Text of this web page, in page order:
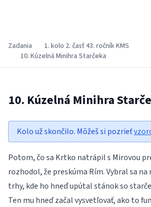
Zadania
1. kolo 2. časť 43. ročník KMS
10. Kúzelná Minihra Starčeka
10. Kúzelná Minihra
Kolo už skončilo. Môžeš si pozrieť
Potom, čo sa Krtko natrápil s Mirovou
rozhodol, že preskúma Rím. Vybral sa
trhy, kde ho hneď upútal stánok so
Ten mu hneď začal vysvetľovať, ako to